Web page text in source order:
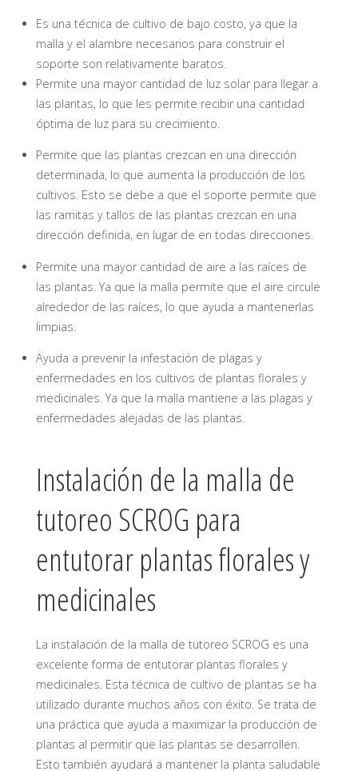
Es una técnica de cultivo de bajo costo, ya que la
malla y el alambre necesarios para construir el
soporte son relativamente baratos.
Permite una mayor cantidad de luz solar para llegar a
las plantas, lo que les permite recibir una cantidad
óptima de luz para su crecimiento.
Permite que las plantas crezcan en una dirección
determinada, lo que aumenta la producción de los
cultivos. Esto se debe a que el soporte permite que
las ramitas y tallos de las plantas crezcan en una
dirección definida, en lugar de en todas direcciones.
Permite una mayor cantidad de aire a las raíces de
las plantas. Ya que la malla permite que el aire circule
alrededor de las raíces, lo que ayuda a mantenerlas
limpias.
Ayuda a prevenir la infestación de plagas y
enfermedades en los cultivos de plantas florales y
medicinales. Ya que la malla mantiene a las plagas y
enfermedades alejadas de las plantas.
Instalación de la malla de
tutoreo SCROG para
entutorar plantas florales y
medicinales
La instalación de la malla de tutoreo SCROG es una
excelente forma de entutorar plantas florales y
medicinales. Esta técnica de cultivo de plantas se ha
utilizado durante muchos años con éxito. Se trata de
una práctica que ayuda a maximizar la producción de
plantas al permitir que las plantas se desarrollen.
Esto también ayudará a mantener la planta saludable